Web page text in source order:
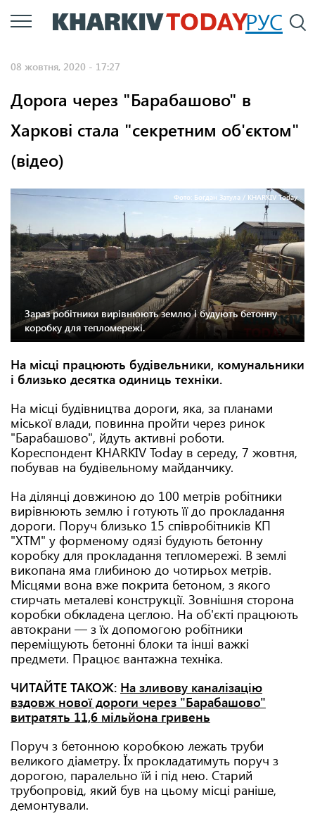
Перейти
до
РУС
08 жовтня, 2020 - 17:27
Дорога через "Барабашово" в
Харкові стала "секретним об'єктом"
(відео)
Фото: Богдан Затула / KHARKIV Today
Зараз робітники вирівнюють землю і будують бетонну
коробку для тепломережі.
На місці працюють будівельники, комунальники
і близько десятка одиниць техніки.
На місці будівництва дороги, яка, за планами
міської влади, повинна пройти через ринок
"Барабашово", йдуть активні роботи.
Кореспондент KHARKIV Today в середу, 7 жовтня,
побував на будівельному майданчику.
На ділянці довжиною до 100 метрів робітники
вирівнюють землю і готують її до прокладання
дороги. Поруч близько 15 співробітників КП
"ХТМ" у форменому одязі будують бетонну
коробку для прокладання тепломережі. В землі
викопана яма глибиною до чотирьох метрів.
Місцями вона вже покрита бетоном, з якого
стирчать металеві конструкції. Зовнішня сторона
коробки обкладена цеглою. На об'єкті працюють
автокрани — з їх допомогою робітники
переміщують бетонні блоки та інші важкі
предмети. Працює вантажна техніка.
ЧИТАЙТЕ ТАКОЖ: На зливову каналізацію
вздовж нової дороги через "Барабашово"
витратять 11,6 мільйона гривень
Поруч з бетонною коробкою лежать труби
великого діаметру. Їх прокладатимуть поруч з
дорогою, паралельно їй і під нею. Старий
трубопровід, який був на цьому місці раніше,
демонтували.